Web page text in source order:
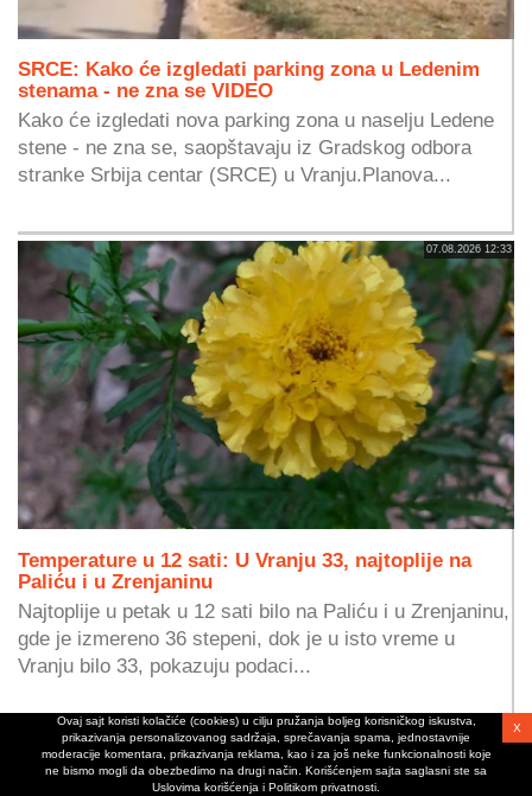
SRCE: Kako će izgledati parking zona u Ledenim
stenama - ne zna se VIDEO
Kako će izgledati nova parking zona u naselju Ledene
stene - ne zna se, saopštavaju iz Gradskog odbora
stranke Srbija centar (SRCE) u Vranju.Planova...
07.08.2026 12:33
Temperature u 12 sati: U Vranju 33, najtoplije na
Paliću i u Zrenjaninu
Najtoplije u petak u 12 sati bilo na Paliću i u Zrenjaninu,
gde je izmereno 36 stepeni, dok je u isto vreme u
Vranju bilo 33, pokazuju podaci...
07.08.2026 13:05
Ovaj sajt koristi kolačiće (cookies) u cilju pružanja boljeg korisničkog iskustva,
prikazivanja personalizovanog sadržaja, sprečavanja spama, jednostavnije
moderacije komentara, prikazivanja reklama, kao i za još neke funkcionalnosti koje
ne bismo mogli da obezbedimo na drugi način. Korišćenjem sajta saglasni ste sa
Uslovima korišćenja i Politikom privatnosti.
X